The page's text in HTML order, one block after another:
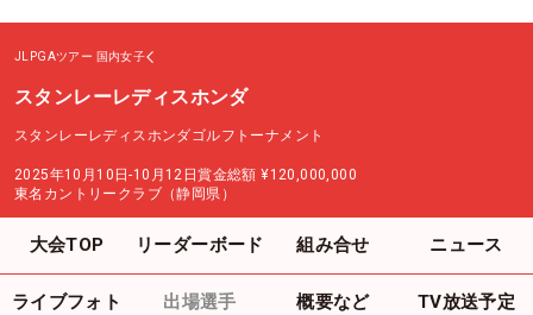
JLPGAツアー 国内女子
スタンレーレディスホンダ
スタンレーレディスホンダゴルフトーナメント
2025年10月10日-10月12日賞金総額 ¥120,000,000
東名カントリークラブ（静岡県）
大会TOP リーダーボード 組み合せ ニュース
ライブフォト 出場選手 概要など TV放送予定